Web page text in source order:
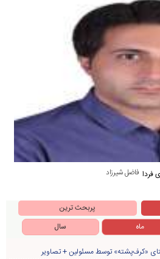
فاضل شیرزاد فردا
پربحث ترین
ماه سال
«کرف‌پشته» توسط مسئولین + تصاویر